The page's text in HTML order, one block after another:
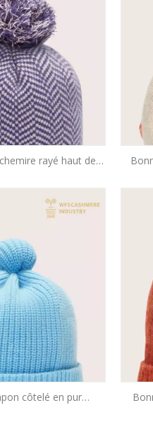
rayé haut de
côtelé en pur